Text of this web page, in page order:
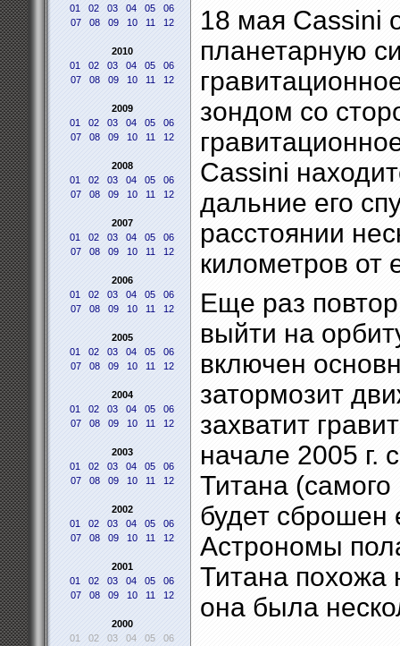
01
02 03 04 05
06
07
08 09 10 11 12
2010
01
02 03 04 05
06
07
08 09 10 11 12
2009
01
02 03 04 05
06
07
08 09 10 11 12
2008
01
02 03 04 05
06
07
08 09 10 11 12
2007
01
02 03 04 05
06
07
08 09 10 11 12
2006
01
02 03 04 05
06
07
08 09 10 11 12
2005
01
02 03 04 05
06
07
08 09 10 11 12
2004
01
02 03 04 05
06
07
08 09 10 11 12
2003
01
02 03 04 05
06
07
08 09 10 11 12
2002
01
02 03 04 05
06
07
08 09 10 11 12
2001
01
02 03 04 05
06
07
08 09 10 11 12
2000
01
02 03 04 05
06
18 мая Cassini
планетарную
зондом со
Cassini
дальние его
расстоянии
километров от
Еще раз
выйти на
включен
затормозит
захватит
начале 2005 г.
Титана (самого
будет сброшен
Астрономы
Титана похожа
она была